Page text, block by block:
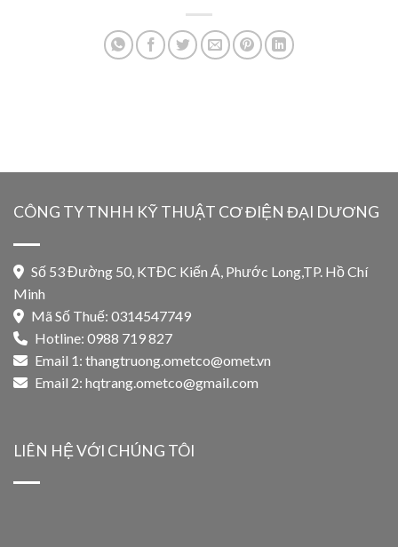
CÔNG TY TNHH KỸ THUẬT CƠ ĐIỆN ĐẠI DƯƠNG
Số 53 Đường 50, KTĐC Kiến Á, Phước Long,TP. Hồ Chí
Minh
Mã Số Thuế: 0314547749
Hotline: 0988 719 827
Email 1: thangtruong.ometco@omet.vn
Email 2: hqtrang.ometco@gmail.com
LIÊN HỆ VỚI CHÚNG TÔI